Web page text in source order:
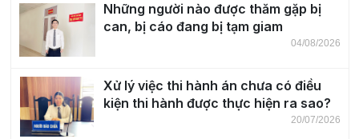
Những người nào được thăm gặp bị
can, bị cáo đang bị tạm giam
04/08/2026
Xử lý việc thi hành án chưa có điều
kiện thi hành được thực hiện ra sao?
20/07/2026